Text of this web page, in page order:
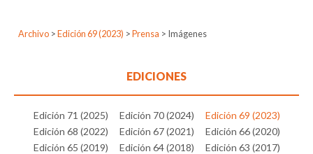
Archivo > Edición 69 (2023) > Prensa > Imágenes
EDICIONES
Edición 71 (2025) Edición 70 (2024)
Edición 69 (2023)
Edición 68 (2022)
Edición 67 (2021)
Edición 66 (2020)
Edición 65 (2019)
Edición 64 (2018)
Edición 63 (2017)